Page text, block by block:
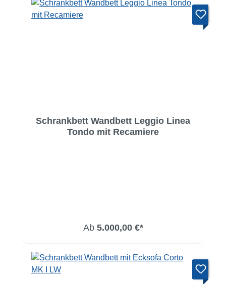
Schrankbett Wandbett Leggio Linea
Tondo mit Recamiere
Ab 5.000,00 €*